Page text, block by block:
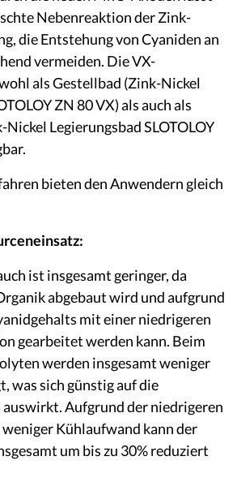
Nebenreaktion der Zink-
die Entstehung von Cyaniden an
vermeiden. Die VX-
als Gestellbad (Zink-Nickel
ZN 80 VX) als auch als
Legierungsbad SLOTOLOY
bieten den Anwendern gleich
ist insgesamt geringer, da
abgebaut wird und aufgrund
mit einer niedrigeren
gearbeitet werden kann. Beim
werden insgesamt weniger
was sich günstig auf die
Aufgrund der niedrigeren
Kühlaufwand kann der
um bis zu 30% reduziert